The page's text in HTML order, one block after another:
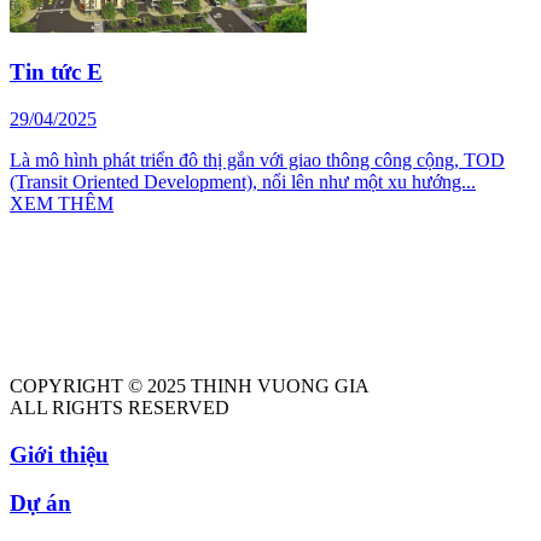
Tin tức E
29/04/2025
Là mô hình phát triển đô thị gắn với giao thông công cộng, TOD
(Transit Oriented Development), nổi lên như một xu hướng...
XEM THÊM
COPYRIGHT © 2025 THINH VUONG GIA
ALL RIGHTS RESERVED
Giới thiệu
Dự án